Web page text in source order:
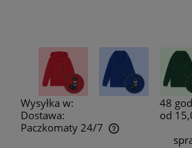
Wysyłka w:
48
Dostawa:
od
Paczkomaty 24/7
Cena nie zawiera ewentualnych